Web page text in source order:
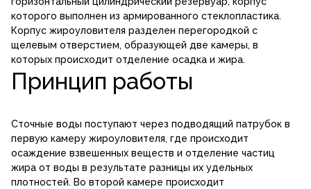
которого выполнен из армированного стеклопластика.
Корпус жироуловителя разделен перегородкой с
щелевым отверстием, образующей две камеры, в
которых происходит отделение осадка и жира.
Принцип работы
Сточные воды поступают через подводящий патрубок в
первую камеру жироуловителя, где происходит
осаждение взвешенных веществ и отделение частиц
жира от воды в результате разницы их удельных
плотностей. Во второй камере происходит